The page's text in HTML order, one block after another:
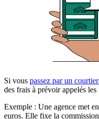
Si vous passez par un
des frais à prévoir appelés les
Exemple : Une agence met
euros. Elle fixe la